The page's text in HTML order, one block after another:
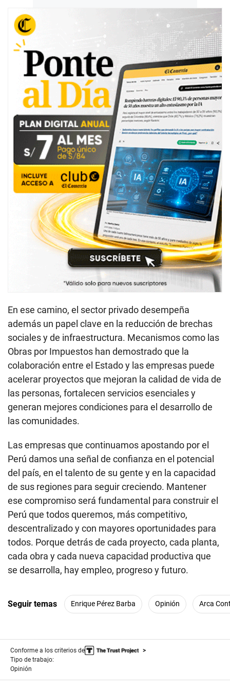
En ese camino, el sector privado desempeña
además un papel clave en la reducción de brechas
sociales y de infraestructura. Mecanismos como las
Obras por Impuestos han demostrado que la
colaboración entre el Estado y las empresas puede
acelerar proyectos que mejoran la calidad de vida de
las personas, fortalecen servicios esenciales y
generan mejores condiciones para el desarrollo de
las comunidades.
Las empresas que continuamos apostando por el
Perú damos una señal de confianza en el potencial
del país, en el talento de su gente y en la capacidad
de sus regiones para seguir creciendo. Mantener
ese compromiso será fundamental para construir el
Perú que todos queremos, más competitivo,
descentralizado y con mayores oportunidades para
todos. Porque detrás de cada proyecto, cada planta,
cada obra y cada nueva capacidad productiva que
se desarrolla, hay empleo, progreso y futuro.
Seguir temas Enrique Pérez Barba Opinión Arca
Conforme a los criterios de
Tipo de trabajo:
Opinión